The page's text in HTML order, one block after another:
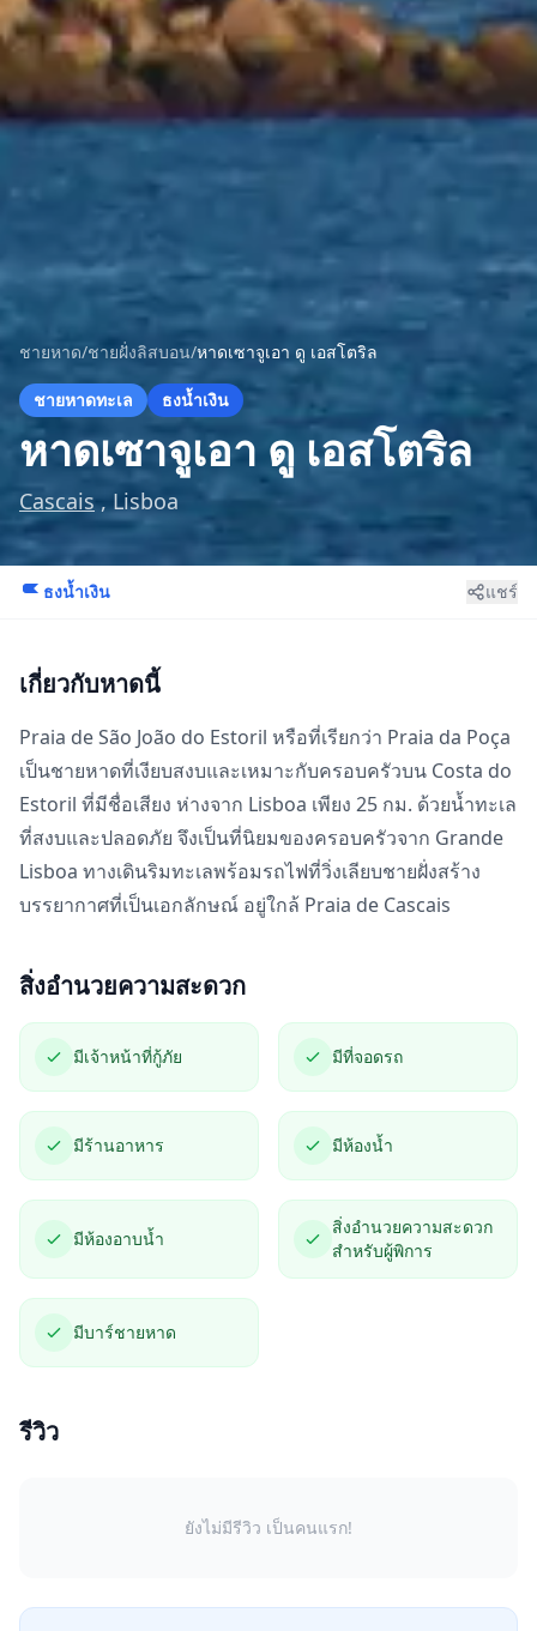
ชายหาด/ชายฝั่งลิสบอน/หาดเซาจูเอา ดู เอสโตริล
ชายหาดทะเล ธงน้ำเงิน
หาดเซาจูเอา ดู เอสโตริล
Cascais, Lisboa
ธงน้ำเงิน แชร์
เกี่ยวกับหาดนี้
Praia de São João do Estoril หรือที่เรียกว่า Praia da Poça
เป็นชายหาดที่เงียบสงบและเหมาะกับครอบครัวบน Costa do
Estoril ที่มีชื่อเสียง ห่างจาก Lisboa เพียง 25 กม. ด้วยน้ำทะเล
ที่สงบและปลอดภัย จึงเป็นที่นิยมของครอบครัวจาก Grande
Lisboa ทางเดินริมทะเลพร้อมรถไฟที่วิ่งเลียบชายฝั่งสร้าง
บรรยากาศที่เป็นเอกลักษณ์ อยู่ใกล้ Praia de Cascais
สิ่งอำนวยความสะดวก
มีเจ้าหน้าที่กู้ภัย มีที่จอดรถ
มีร้านอาหาร มีห้องน้ำ
มีห้องอาบน้ำ
สิ่งอำนวยความสะดวก
สำหรับผู้พิการ
มีบาร์ชายหาด
รีวิว
ยังไม่มีรีวิว เป็นคนแรก!